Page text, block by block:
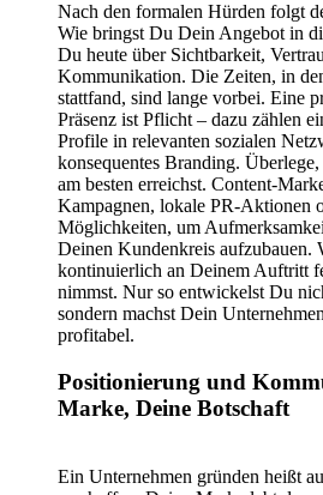
Nach den formalen Hürden folgt
Wie bringst Du Dein Angebot in
Du heute über Sichtbarkeit,
Kommunikation. Die Zeiten, in
stattfand, sind lange vorbei. Eine
Präsenz ist Pflicht – dazu zählen
Profile in relevanten sozialen
konsequentes Branding.
am besten erreichst. Content-
Kampagnen, lokale PR-Aktionen
Möglichkeiten, um
Deinen Kundenkreis aufzubauen.
kontinuierlich an Deinem Auftritt
nimmst. Nur so entwickelst Du
sondern machst Dein
profitabel.
Positionierung und
Marke, Deine Botschaft
Ein Unternehmen gründen heißt